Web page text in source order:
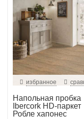
избранное
Напольная пробка
Ibercork HD-паркет
Робле хапонес